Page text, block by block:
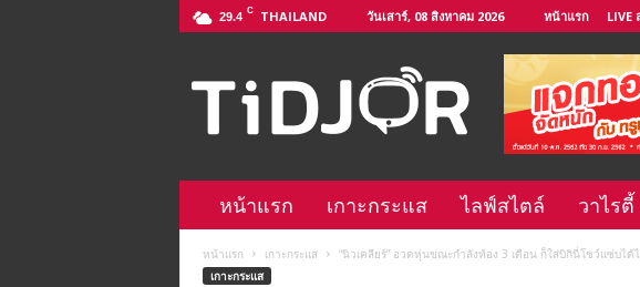
29.4 C THAILAND วันเสาร์, 08 สิงหาคม 2026 หน้าแรก LIVE
หน้าแรก เกาะกระแส ไลฟ์สไตล์ วาไรตี้
หน้าแรก เกาะกระแส
“นิวเคลียร์” อวดหุ่นขณะกำลังท้อง 3 เดือน ก็ใส่บิกินี่โชว์แซ่บได้
เกาะกระแส